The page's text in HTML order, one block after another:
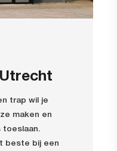
trap wil je
maken en
toeslaan.
beste bij een